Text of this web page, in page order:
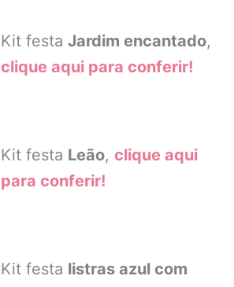
Kit festaJardim encantado,
clique aqui para conferir!
Kit festa Leão,clique aqui
para conferir!
Kit festa listras azul com